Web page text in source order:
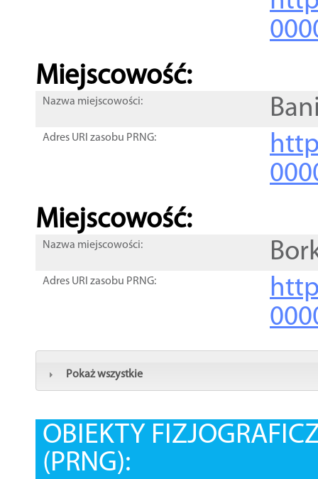
Miejscowość:
Nazwa miejscowości:
Adres URI zasobu PRNG:
Miejscowość:
Nazwa miejscowości:
Adres URI zasobu PRNG:
Pokaż wszystkie
OBIEKTY
(PRNG):